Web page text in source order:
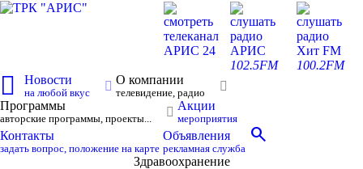
смотреть
телеканал
АРИС 24
слушать
радио
АРИС
102.5FM
слушать
радио
Хит FM
100.2FM
Новости
на любой вкус
О компании
телевидение, радио
Программы
авторские программы, проекты...
Акции
мероприятия
Контакты
задать вопрос, положение на карте
Объявления
рекламная служба
search
Здравоохранение